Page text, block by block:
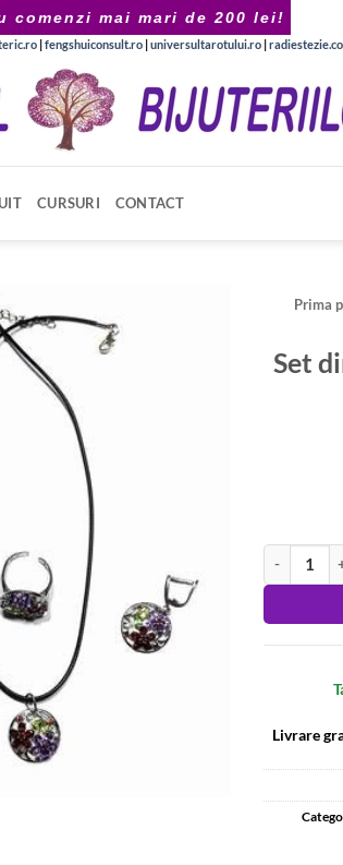
mai mari de 200 lei!
|fengshuiconsult.ro|universultarotului.ro|
CURSURI CONTACT
Prima
Set
Alternative:
Livrare